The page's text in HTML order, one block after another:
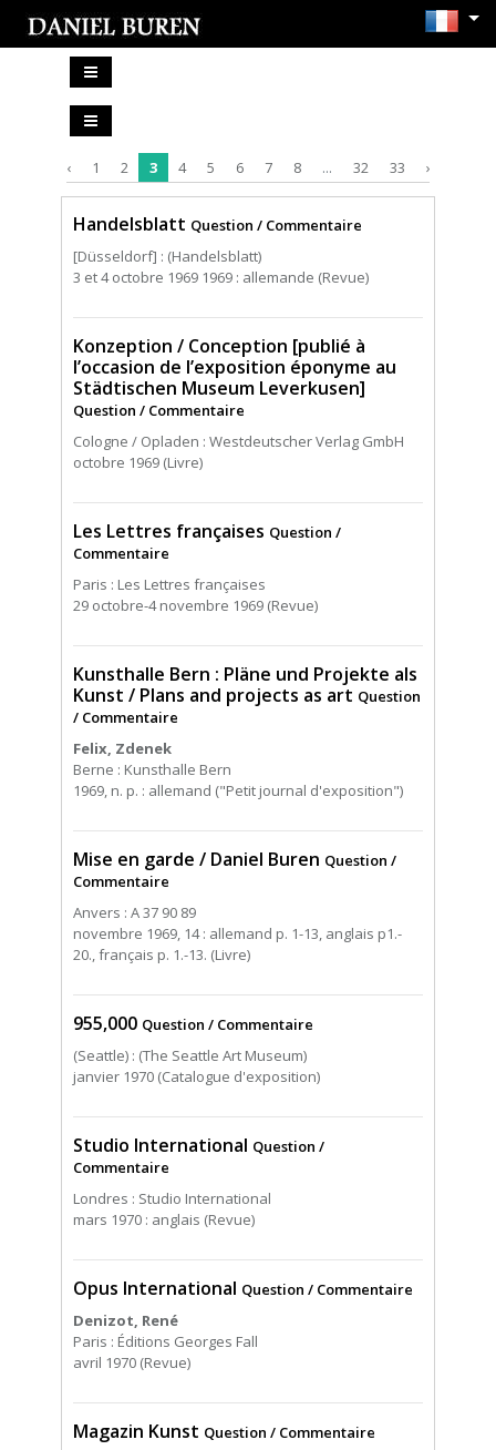
‹ 1 2 3 4 5 6 7 8 ... 32 33 ›
Handelsblatt Question / Commentaire
[Düsseldorf] : (Handelsblatt)
3 et 4 octobre 1969 1969 : allemande (Revue)
Konzeption / Conception [publié à
l’occasion de l’exposition éponyme au
Städtischen Museum Leverkusen]
Question / Commentaire
Cologne / Opladen : Westdeutscher Verlag GmbH
octobre 1969 (Livre)
Les Lettres françaises Question /
Commentaire
Paris : Les Lettres françaises
29 octobre-4 novembre 1969 (Revue)
Kunsthalle Bern : Pläne und Projekte als
Kunst / Plans and projects as art Question
/ Commentaire
Felix, Zdenek
Berne : Kunsthalle Bern
1969, n. p. : allemand ("Petit journal d'exposition")
Mise en garde / Daniel Buren Question /
Commentaire
Anvers : A 37 90 89
novembre 1969, 14 : allemand p. 1-13, anglais p1.-
20., français p. 1.-13. (Livre)
955,000 Question / Commentaire
(Seattle) : (The Seattle Art Museum)
janvier 1970 (Catalogue d'exposition)
Studio International Question /
Commentaire
Londres : Studio International
mars 1970 : anglais (Revue)
Opus International Question / Commentaire
Denizot, René
Paris : Éditions Georges Fall
avril 1970 (Revue)
Magazin Kunst Question / Commentaire